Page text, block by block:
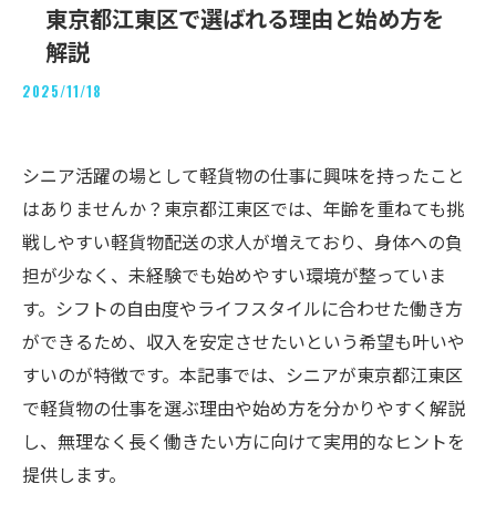
東京都江東区で選ばれる理由と始め方を
解説
2025/11/18
シニア活躍の場として軽貨物の仕事に興味を持ったこと
はありませんか？東京都江東区では、年齢を重ねても挑
戦しやすい軽貨物配送の求人が増えており、身体への負
担が少なく、未経験でも始めやすい環境が整っていま
す。シフトの自由度やライフスタイルに合わせた働き方
ができるため、収入を安定させたいという希望も叶いや
すいのが特徴です。本記事では、シニアが東京都江東区
で軽貨物の仕事を選ぶ理由や始め方を分かりやすく解説
し、無理なく長く働きたい方に向けて実用的なヒントを
提供します。